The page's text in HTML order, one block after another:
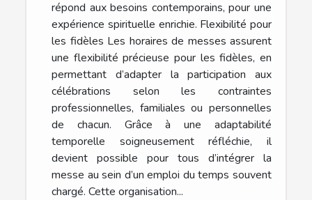
répond aux besoins contemporains, pour une
expérience spirituelle enrichie. Flexibilité pour
les fidèles Les horaires de messes assurent
une flexibilité précieuse pour les fidèles, en
permettant d’adapter la participation aux
célébrations selon les contraintes
professionnelles, familiales ou personnelles
de chacun. Grâce à une adaptabilité
temporelle soigneusement réfléchie, il
devient possible pour tous d’intégrer la
messe au sein d’un emploi du temps souvent
chargé. Cette organisation...